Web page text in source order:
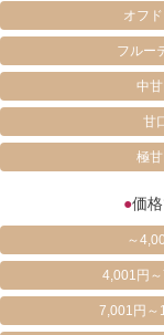
オフ
フルー
中
甘
極
●価
～
4,001円
7,001円～